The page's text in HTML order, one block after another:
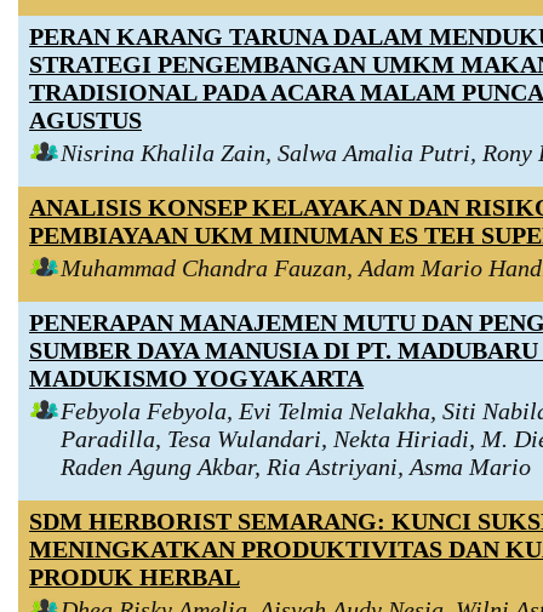
PERAN KARANG TARUNA DALAM
STRATEGI PENGEMBANGAN UMKM
TRADISIONAL PADA ACARA MALAM
AGUSTUS
Nisrina Khalila Zain, Salwa Amalia Putri, Rony
ANALISIS KONSEP KELAYAKAN DAN
PEMBIAYAAN UKM MINUMAN ES TEH
Muhammad Chandra Fauzan, Adam Mario
PENERAPAN MANAJEMEN MUTU DAN
SUMBER DAYA MANUSIA DI PT. MADUBARU
MADUKISMO YOGYAKARTA
Febyola Febyola, Evi Telmia Nelakha, Siti
Paradilla, Tesa Wulandari, Nekta Hiriadi, M.
Raden Agung Akbar, Ria Astriyani, Asma Mario
SDM HERBORIST SEMARANG: KUNCI
MENINGKATKAN PRODUKTIVITAS DAN
PRODUK HERBAL